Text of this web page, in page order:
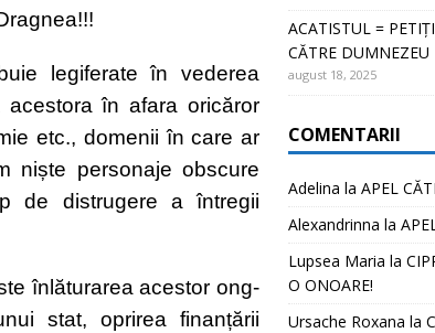
legiferate în vederea
în afara oricăror
etc., domenii în care ar
niște personaje obscure
de distrugere a întregii
înlăturarea acestor ong-
stat, oprirea finanțării
ACATISTUL =
CĂTRE DUMNEZEU
august 18, 2025
COMENTARII
Adelina la APEL
Alexandrinna la
Lupsea Maria la
O ONOARE!
Ursache Roxana la